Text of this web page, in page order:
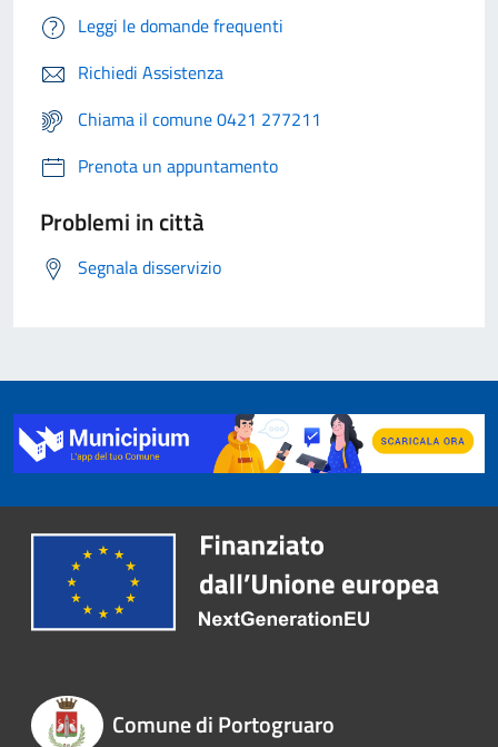
Leggi le domande frequenti
Richiedi Assistenza
Chiama il comune 0421 277211
Prenota un appuntamento
Problemi in città
Segnala disservizio
Comune di Portogruaro